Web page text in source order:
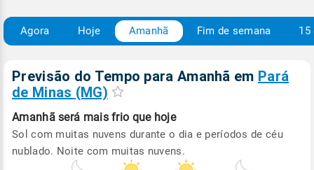
Agora Hoje Amanhã Fim de semana 15
Previsão do Tempo para Amanhã em Pará
de Minas (MG)
Amanhã será mais frio que hoje
Sol com muitas nuvens durante o dia e períodos de céu
nublado. Noite com muitas nuvens.